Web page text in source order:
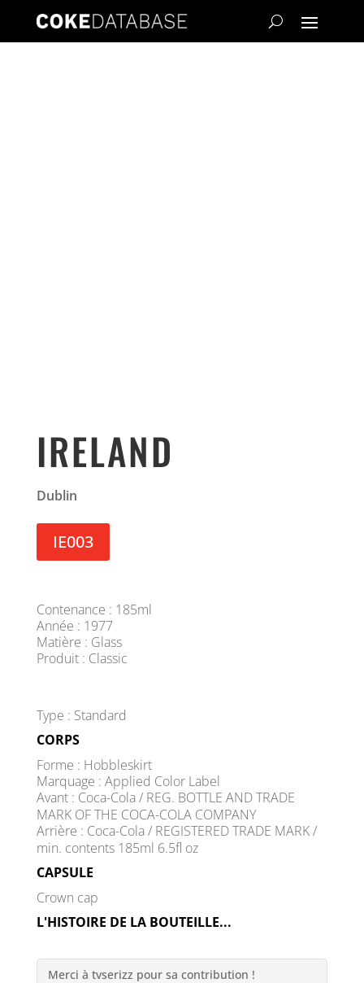
IRELAND
Dublin
IE003
Contenance : 185ml
Année : 1977
Matière : Glass
Produit : Classic
Type : Standard
CORPS
Forme : Hobbleskirt
Marquage : Applied Color Label
Avant : Coca-Cola / REG. BOTTLE AND TRADE
MARK OF THE COCA-COLA COMPANY
Arrière : Coca-Cola / REGISTERED TRADE MARK /
min. contents 185ml 6.5fl oz
CAPSULE
Crown cap
L'HISTOIRE DE LA BOUTEILLE...
Merci à tvserizz pour sa contribution !